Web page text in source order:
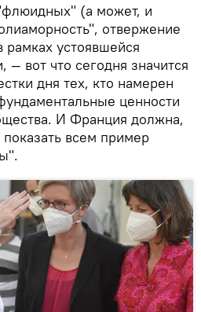
(а может, и
отвержение
рамках устоявшейся
вот что сегодня значится
дня тех, кто намерен
ценности
И Франция должна,
всем пример